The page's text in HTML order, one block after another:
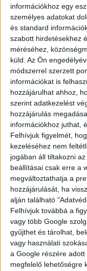
információkhoz egy
személyes adatokat
és standard
szabott hirdetésekhez
méréséhez,
küld. Az Ön
módszerrel szerzett
információkat is
hozzájárulhat ahhoz,
szerint adatkezelést
hozzájárulás
információkhoz juthat,
Felhívjuk figyelmét,
kezeléséhez nem
jogában áll tiltakozni
beállításai csak erre a
megváltoztathatja a
hozzájárulását, ha
alján található
Felhívjuk továbbá a
vagy több Google
gyűjthet és tárolhat,
vagy használati
a Google részére
megfelelő lehetőségre